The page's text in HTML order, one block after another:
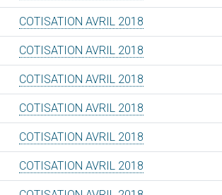
COTISATION AVRIL 2018
COTISATION AVRIL 2018
COTISATION AVRIL 2018
COTISATION AVRIL 2018
COTISATION AVRIL 2018
COTISATION AVRIL 2018